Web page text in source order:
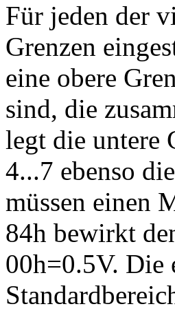
Für jeden der
Grenzen
eine obere
sind, die
legt die untere
4...7 ebenso
müssen einen
84h bewirkt
00h=0.5V. Die